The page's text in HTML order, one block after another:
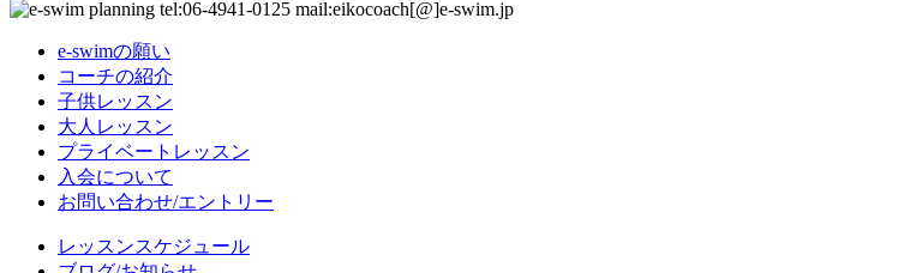
e-swimの願い
コーチの紹介
子供レッスン
大人レッスン
プライベートレッスン
入会について
お問い合わせ/エントリー
レッスンスケジュール